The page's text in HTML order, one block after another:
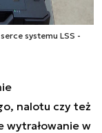
systemu LSS -
nalotu czy też
wytrałowanie w